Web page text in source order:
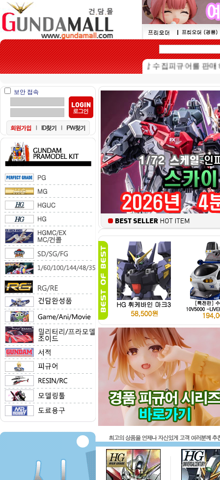
본 쇼핑몰은 15세이상 수집피규어를 판매하는 쇼
보안 접속